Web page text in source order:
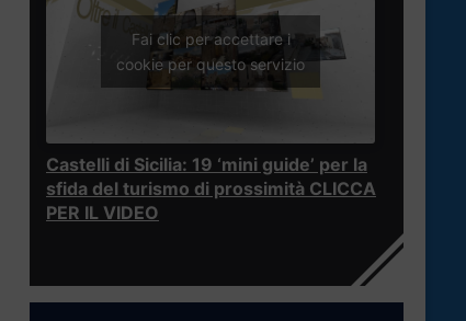
Fai clic per accettare i
cookie per questo servizio
Castelli di Sicilia: 19 ‘mini guide’ per la
sfida del turismo di prossimità CLICCA
PER IL VIDEO